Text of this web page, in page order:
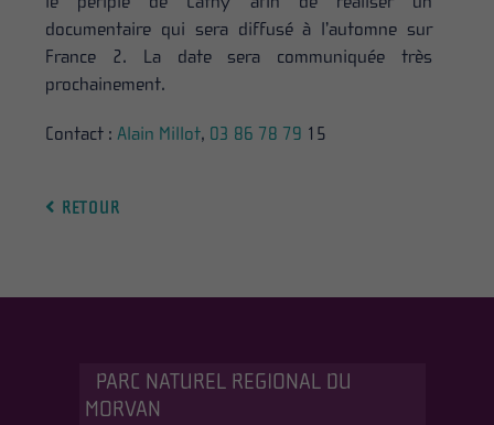
documentaire qui sera diffusé à l’automne sur
France 2. La date sera communiquée très
prochainement.
Contact :Alain Millot, 03 86 78 79 15
RETOUR
PARC NATUREL REGIONAL DU
MORVAN